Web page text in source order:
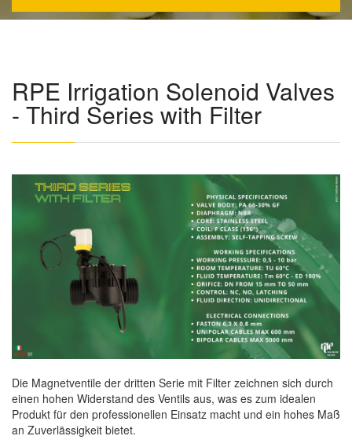
RPE Irrigation Solenoid Valves
- Third Series with Filter
Die Magnetventile der dritten Serie mit Filter zeichnen sich durch
einen hohen Widerstand des Ventils aus, was es zum idealen
Produkt für den professionellen Einsatz macht und ein hohes Maß
an Zuverlässigkeit bietet.